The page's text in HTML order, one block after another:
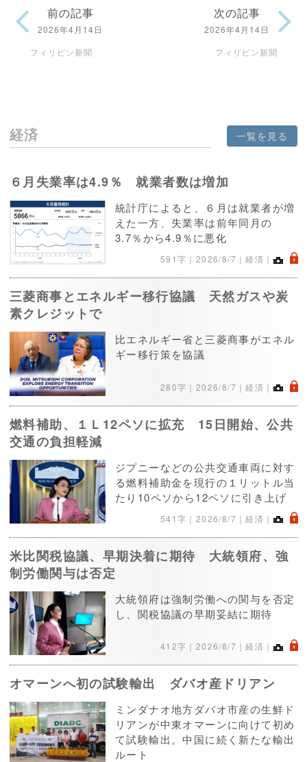
前の記事
2026年4月14日
フィリピン新聞
次の記事
2026年4月14日
フィリピン新聞
経済 一覧を見る
６月失業率は4.9％ 就業者数は増加
統計庁によると、６月は就業者が増
えた一方、失業率は前年同月の
3.7％から4.9％に悪化
591字｜ 2026/8/7 ｜経済｜ .
三菱商事とエネルギー移行協議 天然ガスや炭
素クレジットで
比エネルギー省と三菱商事がエネル
ギー移行策を協議
280字｜ 2026/8/7 ｜経済｜ .
燃料補助、１Ｌ12ペソに拡充 15日開始、公共
交通の負担軽減
ジプニーなどの公共交通車両に対す
る燃料補助金を現行の１リットル当
たり10ペソから12ペソに引き上げ
541字｜ 2026/8/7 ｜経済｜ .
米比関税協議、早期決着に期待 大統領府、強
制労働関与は否定
大統領府は強制労働への関与を否定
し、関税協議の早期妥結に期待
412字｜ 2026/8/7 ｜経済｜ .
オマーンへ初の試験輸出 ダバオ産ドリアン
ミンダナオ地方ダバオ市産の生鮮ド
リアンが中東オマーンに向けて初め
て試験輸出。中国に続く新たな輸出
ルート